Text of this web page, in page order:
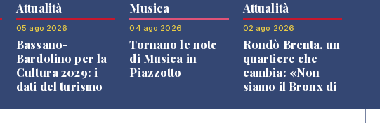
Attualità
05 ago 2026
Bassano-
Bardolino per la
Cultura 2029: i
dati del turismo
Musica
04 ago 2026
Tornano le note
di Musica in
Piazzotto
Attualità
02 ago 2026
Rondò Brenta, un
quartiere che
cambia: «Non
siamo il Bronx di